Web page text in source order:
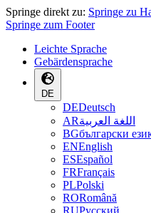
Springe direkt zu: Springe zu
Springe zum Footer
Leichte Sprache
Gebärdensprache
DE
DEDeutsch
ARاللغة العربية
BGбългарски
ENEnglish
ESEspañol
FRFrançais
PLPolski
RORomână
RUРусский